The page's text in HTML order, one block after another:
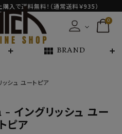
で送料無料！（通常送料￥935）
0
view_module BRAND
シュ ユートピア
ングリッシュ ユー
トピア